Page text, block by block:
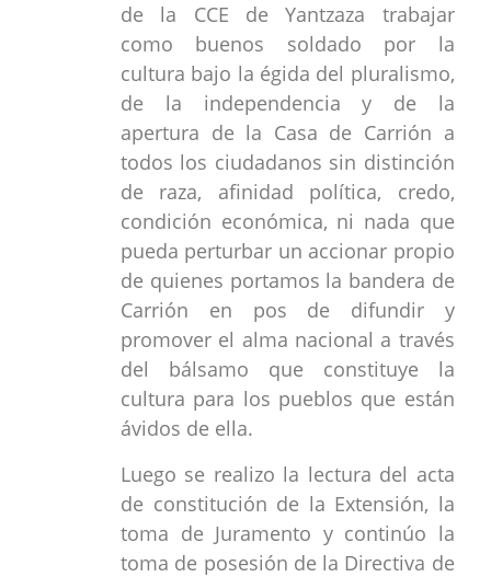
de la CCE de Yantzaza trabajar
como buenos soldado por la
cultura bajo la égida del pluralismo,
de la independencia y de la
apertura de la Casa de Carrión a
todos los ciudadanos sin distinción
de raza, afinidad política, credo,
condición económica, ni nada que
pueda perturbar un accionar propio
de quienes portamos la bandera de
Carrión en pos de difundir y
promover el alma nacional a través
del bálsamo que constituye la
cultura para los pueblos que están
ávidos de ella.
Luego se realizo la lectura del acta
de constitución de la Extensión, la
toma de Juramento y continúo la
toma de posesión de la Directiva de